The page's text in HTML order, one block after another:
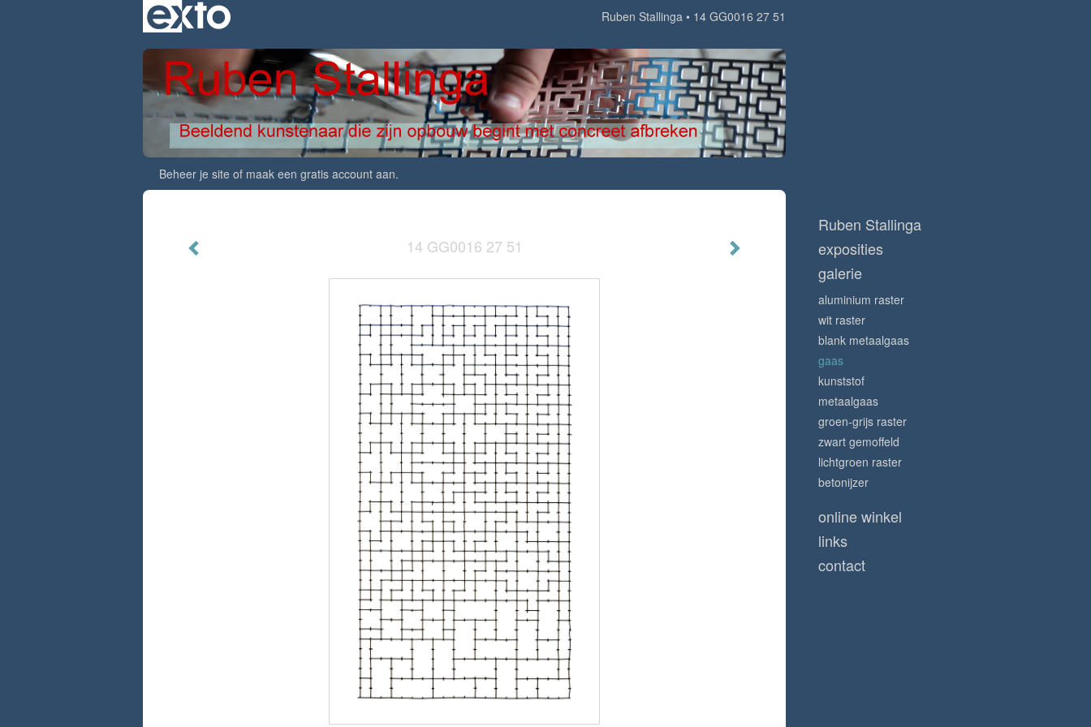
Ruben Stallinga 14 GG0016 27 51
Beheer je site of maak een gratis account aan.
14 GG0016 27 51
Ruben Stallinga
exposities
galerie
aluminium raster
wit raster
blank metaalgaas
gaas
kunststof
metaalgaas
groen-grijs raster
zwart gemoffeld
lichtgroen raster
betonijzer
online winkel
links
contact